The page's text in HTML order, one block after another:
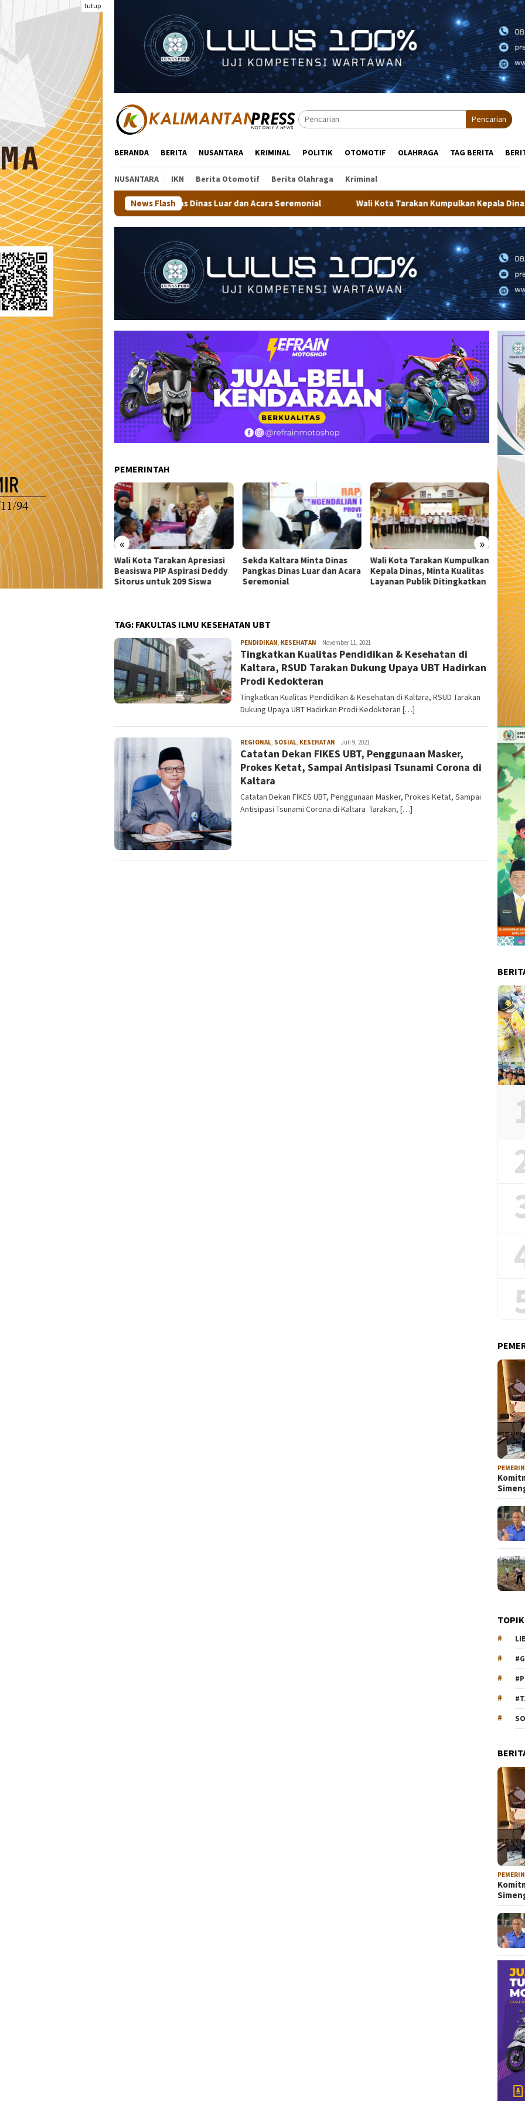
tutup
Pencarian
BERANDA BERITA NUSANTARA KRIMINAL POLITIK OTOMOTIF OLAHRAGA TAG BERITA
NUSANTARA IKN Berita Otomotif Berita Olahraga Kriminal
News Flash
Dinas Pangkas Dinas Luar dan Acara Seremonial Wali Kota Tarakan Kumpulkan Kepala Dinas, Minta Kualitas
PEMERINTAH
« »
Kota Tarakan Apresiasi
PIP Aspirasi Deddy
untuk 209 Siswa
Sekda Kaltara Minta Dinas
Pangkas Dinas Luar dan Acara
Seremonial
Wali Kota Tarakan Kumpulkan
Kepala Dinas, Minta Kualitas
Layanan Publik Ditingkatkan
Wali Kota Tarakan Buka
Pusdiklat 33 Capaskibraka
2026: Tugas Kalian Bukan
Jejak
Jadi
TAG: FAKULTAS ILMU KESEHATAN UBT
PENDIDIKAN KESEHATAN admin
November 11, 2021
Tingkatkan Kualitas Pendidikan & Kesehatan di
Kaltara, RSUD Tarakan Dukung Upaya UBT Hadirkan
Prodi Kedokteran
Tingkatkan Kualitas Pendidikan & Kesehatan di Kaltara, RSUD Tarakan
Dukung Upaya UBT Hadirkan Prodi Kedokteran […]
REGIONAL SOSIAL KESEHATAN admin
Juli 9, 2021
Catatan Dekan FIKES UBT, Penggunaan Masker,
Prokes Ketat, Sampai Antisipasi Tsunami Corona di
Kaltara
Catatan Dekan FIKES UBT, Penggunaan Masker, Prokes Ketat, Sampai
Antisipasi Tsunami Corona di Kaltara Tarakan, […]